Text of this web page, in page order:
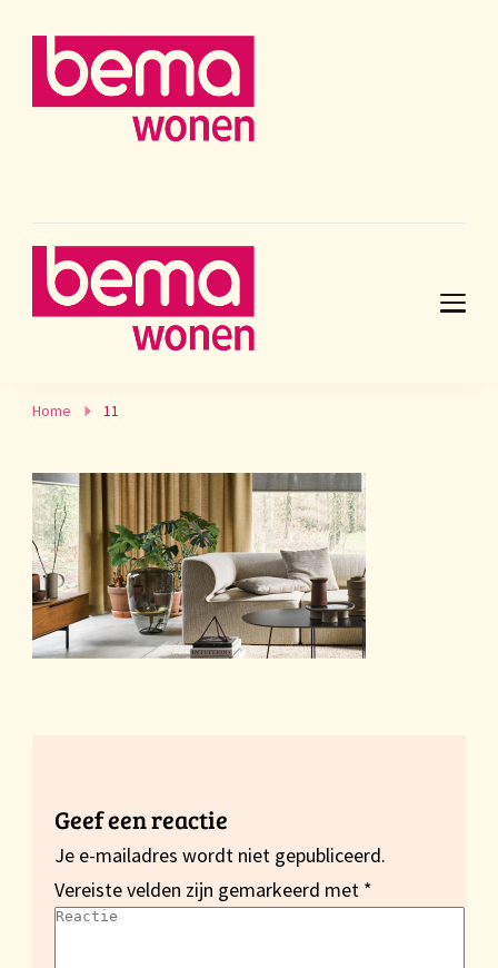
Home 11
Geef een reactie
Je e-mailadres wordt niet gepubliceerd.
Vereiste velden zijn gemarkeerd met *